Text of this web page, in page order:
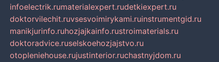
infoelectrik.rumaterialexpert.rudetkiexpert.ru
doktorvilechit.ruvsesvoimirykami.ruinstrumentgid.ru
manikjurinfo.ruhozjajkainfo.rustroimaterials.ru
doktoradvice.ruselskoehozjajstvo.ru
otopleniehouse.rujustinterior.ruchastnyjdom.ru